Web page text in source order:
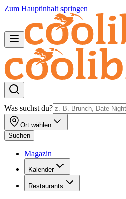
Zum Hauptinhalt springen
Was suchst du?
Ort wählen
Suchen
Magazin
Kalender
Restaurants